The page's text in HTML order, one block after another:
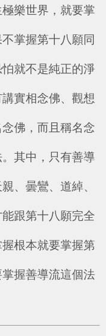
樂世界，就要掌
掌握第十八願同
就不是純正的淨
實相念佛、觀想
佛，而且稱名念
其中，只有善導
、曇鸞、道綽、
跟第十八願完全
根本就要掌握第
握善導流這個法